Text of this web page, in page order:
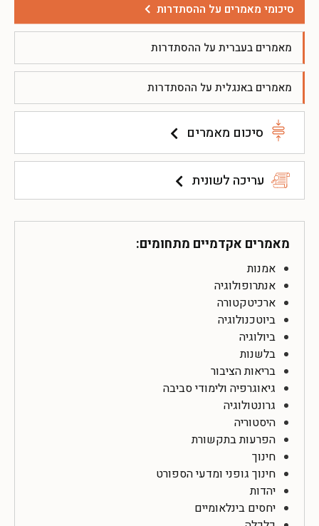
סיכומי מאמרים על ההסתדרות
מאמרים בעברית על ההסתדרות
מאמרים באנגלית על ההסתדרות
סיכום מאמרים
עריכה לשונית
מאמרים אקדמיים מתחומים:
אמנות
אנתרופולוגיה
ארכיטקטורה
ביוטכנולוגיה
ביולוגיה
בלשנות
בריאות הציבור
גיאוגרפיה ולימודי סביבה
גרונטולוגיה
היסטוריה
הפרעות בתקשורת
חינוך
חינוך גופני ומדעי הספורט
יהדות
יחסים בינלאומיים